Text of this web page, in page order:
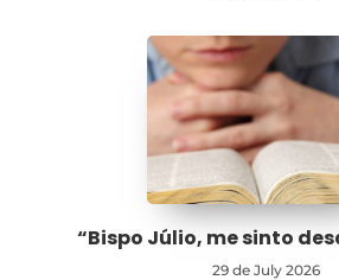
“Bispo Júlio, me sinto
29 de July 2026